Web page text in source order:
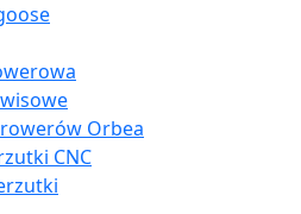
Orbea
CNC